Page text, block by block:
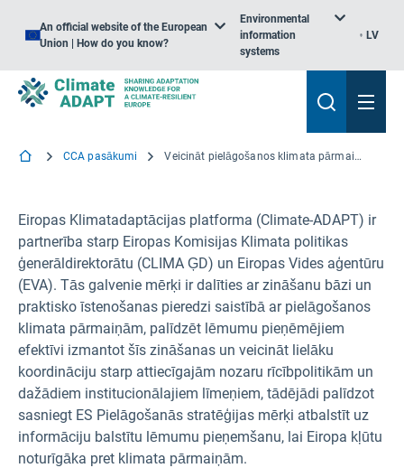
An official website of the European
Union | How do you know?
Environmental
information
systems
LV
CCA pasākumi Veicināt pielāgošanos klimata pārmaiņām: Climate-ADAPT apmācības sesija Bulgārijai
Eiropas Klimatadaptācijas platforma (Climate-ADAPT) ir
partnerība starp Eiropas Komisijas Klimata politikas
ģenerāldirektorātu (CLIMA ĢD) un Eiropas Vides aģentūru
(EVA). Tās galvenie mērķi ir dalīties ar zināšanu bāzi un
praktisko īstenošanas pieredzi saistībā ar pielāgošanos
klimata pārmaiņām, palīdzēt lēmumu pieņēmējiem
efektīvi izmantot šīs zināšanas un veicināt lielāku
koordināciju starp attiecīgajām nozaru rīcībpolitikām un
dažādiem institucionālajiem līmeņiem, tādējādi palīdzot
sasniegt ES Pielāgošanās stratēģijas mērķi atbalstīt uz
informāciju balstītu lēmumu pieņemšanu, lai Eiropa kļūtu
noturīgāka pret klimata pārmaiņām.